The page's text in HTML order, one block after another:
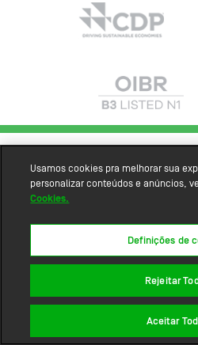
Usamos cookies pra melhorar sua
personalizar conteúdos e anúncios,
Cookies.
Definições de
Rejeitar
Aceitar